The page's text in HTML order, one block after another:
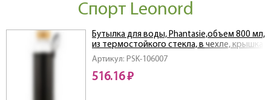
Спорт Leonord
Артикул: PSK-106007
Бутылка для воды, Phantasie,объем 800 мл,
из термостойкого стекла, в чехле, крышка
из бамбука
516.16 ₽